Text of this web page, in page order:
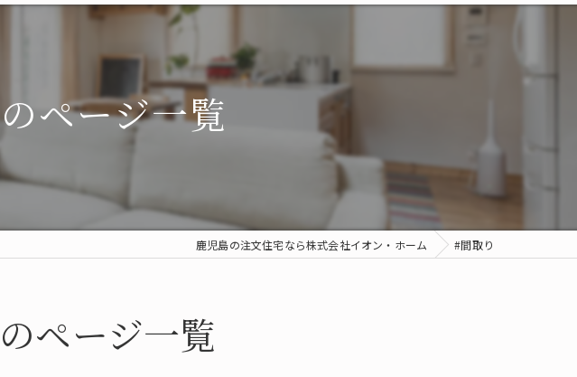
長持ち
省エネ
ページ一覧
鹿児島の注文住宅なら株式会社イオン・ホーム #間取り
ページ一覧